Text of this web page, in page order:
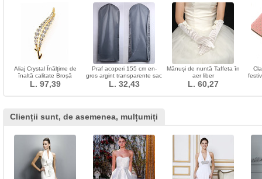
Aliaj Crystal Înălțime de
înaltă calitate Broșă
L. 97,39
Praf acoperi 155 cm en-
gros argint transparente sac
de rochie de mireasa praf
L. 32,43
Mănuși de nuntă Taffeta în
aer liber
L. 60,27
Clienții sunt, de asemenea, mulțumiți